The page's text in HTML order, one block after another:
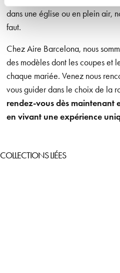
dans une église ou en plein air,
faut.
Chez Aire Barcelona, nous
des modèles dont les coupes et
chaque mariée. Venez nous
vous guider dans le choix de la
rendez-vous dès maintenant
en vivant une expérience
COLLECTIONS LIÉES